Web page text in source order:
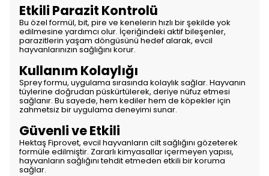
Etkili Parazit Kontrolü
Bu özel formül, bit, pire ve kenelerin hızlı bir şekilde yok
edilmesine yardımcı olur. İçeriğindeki aktif bileşenler,
parazitlerin yaşam döngüsünü hedef alarak, evcil
hayvanlarınızın sağlığını korur.
Kullanım Kolaylığı
Sprey formu, uygulama sırasında kolaylık sağlar. Hayvanın
tüylerine doğrudan püskürtülerek, deriye nüfuz etmesi
sağlanır. Bu sayede, hem kediler hem de köpekler için
zahmetsiz bir uygulama deneyimi sunar.
Güvenli ve Etkili
Hektaş Fiprovet, evcil hayvanların cilt sağlığını gözeterek
formüle edilmiştir. Zararlı kimyasallar içermeyen yapısı,
hayvanların sağlığını tehdit etmeden etkili bir koruma
sağlar.